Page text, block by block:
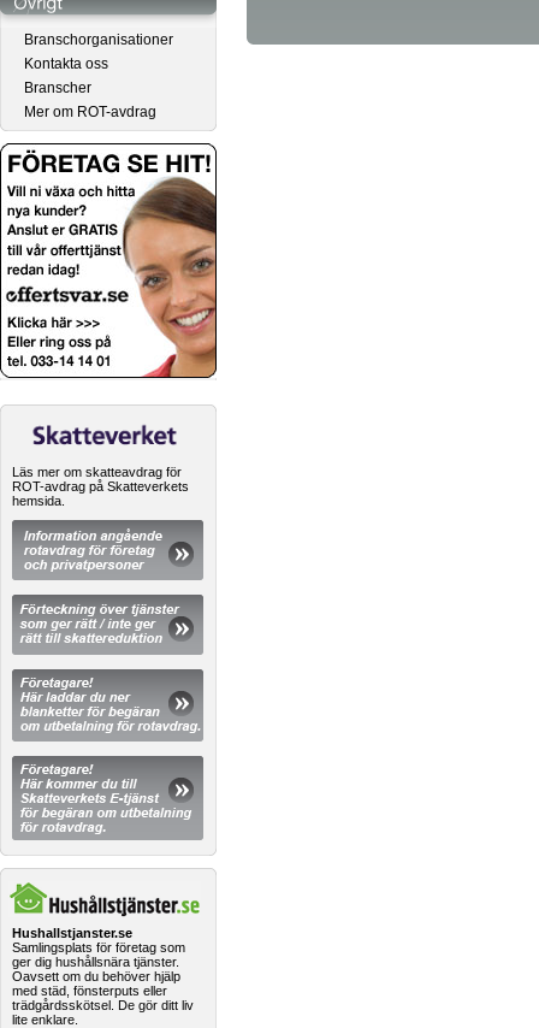
Branschorganisationer
Kontakta oss
Branscher
Mer om ROT-avdrag
Läs mer om skatteavdrag för
ROT-avdrag på Skatteverkets
hemsida.
Hushallstjanster.se
Samlingsplats för företag som
ger dig hushållsnära tjänster.
Oavsett om du behöver hjälp
med städ, fönsterputs eller
trädgårdsskötsel. De gör ditt liv
lite enklare.